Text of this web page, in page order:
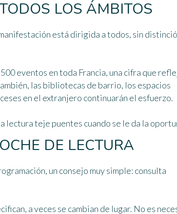
LOS ÁMBITOS
está dirigida a todos, sin
eventos en toda Francia, una cifra que
las bibliotecas de barrio, los espacios
en el extranjero continuarán el esfuerzo.
lectura teje puentes cuando se le da la
DE LECTURA
un consejo muy simple: consulta
a veces se cambian de lugar. No es